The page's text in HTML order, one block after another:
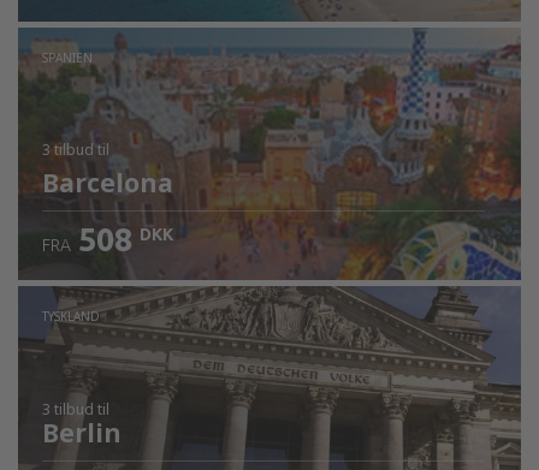
SPANIEN
3 tilbudtil
Barcelona
FRA 508 DKK
TYSKLAND
3 tilbud til
Berlin